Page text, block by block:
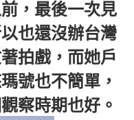
，最後一次見
也還沒辦台灣
拍戲，而她戶
號也不簡單，
察時期也好。